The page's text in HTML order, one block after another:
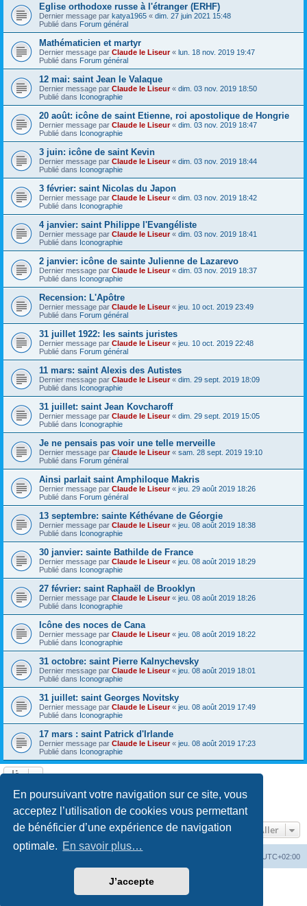
En poursuivant votre navigation sur ce site, vous
acceptez l’utilisation de cookies vous permettant
de bénéficier d’une expérience de navigation
optimale. En savoir plus…
J’accepte
Eglise orthodoxe russe à l'étranger (ERHF)
Dernier message par katya1965 « dim. 27 juin 2021 15:48
Publié dans Forum général
Mathématicien et martyr
Dernier message par Claude le Liseur« lun. 18 nov. 2019 19:47
Publié dans Forum général
12 mai: saint Jean le Valaque
Dernier message par Claude le Liseur« dim. 03 nov. 2019 18:50
Publié dans Iconographie
20 août: icône de saint Etienne, roi apostolique de Hongrie
Dernier message par Claude le Liseur« dim. 03 nov. 2019 18:47
Publié dans Iconographie
3 juin: icône de saint Kevin
Dernier message par Claude le Liseur« dim. 03 nov. 2019 18:44
Publié dans Iconographie
3 février: saint Nicolas du Japon
Dernier message par Claude le Liseur« dim. 03 nov. 2019 18:42
Publié dans Iconographie
4 janvier: saint Philippe l'Evangéliste
Dernier message par Claude le Liseur« dim. 03 nov. 2019 18:41
Publié dans Iconographie
2 janvier: icône de sainte Julienne de Lazarevo
Dernier message par Claude le Liseur« dim. 03 nov. 2019 18:37
Publié dans Iconographie
Recension: L'Apôtre
Dernier message par Claude le Liseur« jeu. 10 oct. 2019 23:49
Publié dans Forum général
31 juillet 1922: les saints juristes
Dernier message par Claude le Liseur« jeu. 10 oct. 2019 22:48
Publié dans Forum général
11 mars: saint Alexis des Autistes
Dernier message par Claude le Liseur« dim. 29 sept. 2019 18:09
Publié dans Iconographie
31 juillet: saint Jean Kovcharoff
Dernier message par Claude le Liseur« dim. 29 sept. 2019 15:05
Publié dans Iconographie
Je ne pensais pas voir une telle merveille
Dernier message par Claude le Liseur« sam. 28 sept. 2019 19:10
Publié dans Forum général
Ainsi parlait saint Amphiloque Makris
Dernier message par Claude le Liseur« jeu. 29 août 2019 18:26
Publié dans Forum général
13 septembre: sainte Kéthévane de Géorgie
Dernier message par Claude le Liseur« jeu. 08 août 2019 18:38
Publié dans Iconographie
30 janvier: sainte Bathilde de France
Dernier message par Claude le Liseur« jeu. 08 août 2019 18:29
Publié dans Iconographie
27 février: saint Raphaël de Brooklyn
Dernier message par Claude le Liseur« jeu. 08 août 2019 18:26
Publié dans Iconographie
Icône des noces de Cana
Dernier message par Claude le Liseur« jeu. 08 août 2019 18:22
Publié dans Iconographie
31 octobre: saint Pierre Kalnychevsky
Dernier message par Claude le Liseur« jeu. 08 août 2019 18:01
Publié dans Iconographie
31 juillet: saint Georges Novitsky
Dernier message par Claude le Liseur« jeu. 08 août 2019 17:49
Publié dans Iconographie
17 mars : saint Patrick d'Irlande
Dernier message par Claude le Liseur« jeu. 08 août 2019 17:23
Publié dans Iconographie
Page1sur20
3
Aller
UTC+02:00
phpBB® Forum Software © phpBB Limited
©